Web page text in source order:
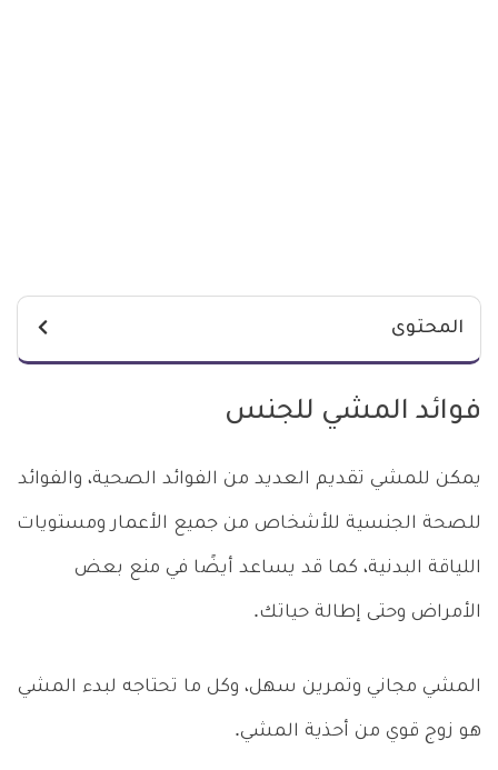
المحتوى
فوائد المشي للجنس
يمكن للمشي تقديم العديد من الفوائد الصحية، والفوائد
للصحة الجنسية للأشخاص من جميع الأعمار ومستويات
اللياقة البدنية، كما قد يساعد أيضًا في منع بعض
الأمراض وحتى إطالة حياتك.
المشي مجاني وتمرين سهل، وكل ما تحتاجه لبدء المشي
هو زوج قوي من أحذية المشي.